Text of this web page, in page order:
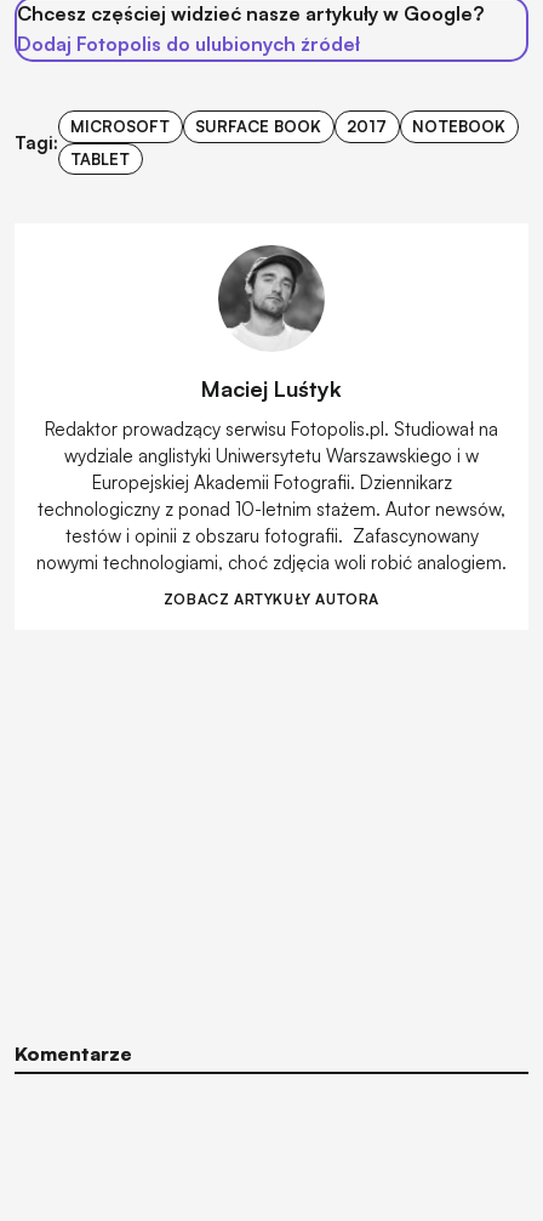
Chcesz częściej widzieć nasze artykuły w Google?
Dodaj Fotopolis do ulubionych źródeł
Tagi:
MICROSOFT SURFACE BOOK 2017
NOTEBOOK
TABLET
Maciej Luśtyk
Redaktor prowadzący serwisu Fotopolis.pl. Studiował na
wydziale anglistyki Uniwersytetu Warszawskiego i w
Europejskiej Akademii Fotografii. Dziennikarz
technologiczny z ponad 10-letnim stażem. Autor newsów,
testów i opinii z obszaru fotografii. Zafascynowany
nowymi technologiami, choć zdjęcia woli robić analogiem.
ZOBACZ ARTYKUŁY AUTORA
Komentarze